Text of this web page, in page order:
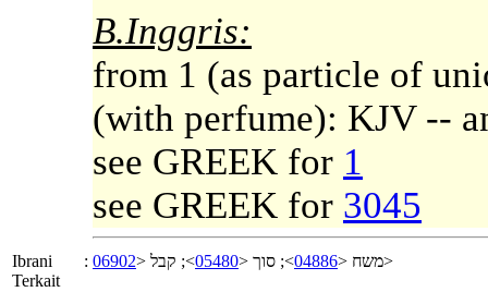
B.Inggris:
from 1 (as particle of
(with perfume): KJV --
see GREEK for 1
see GREEK for 3045
Ibrani
Terkait
: משח <04886>; סוך <05480>; קבל <06902 >